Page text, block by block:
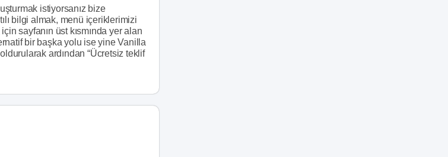
istiyorsanız bize
bilgi almak, menü içeriklerimizi
sayfanın üst kısmında yer alan
bir başka yolu ise yine Vanilla
ardından “Ücretsiz teklif